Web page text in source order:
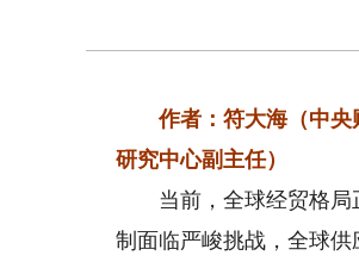
作者：符大海（中
研究中心副主任）
当前，全球经贸格局
制面临严峻挑战，全球